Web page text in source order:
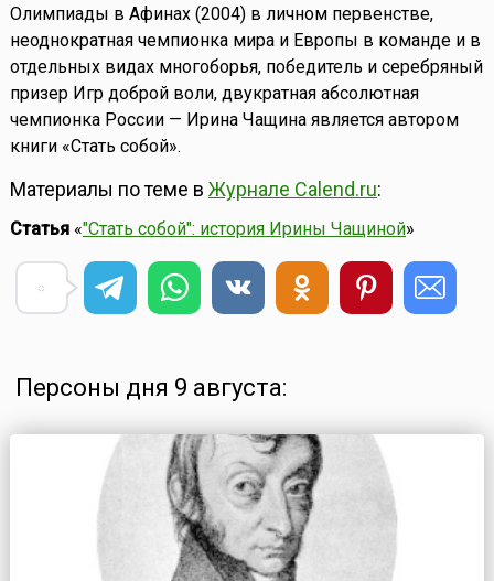
Олимпиады в Афинах (2004) в личном первенстве,
неоднократная чемпионка мира и Европы в команде и в
отдельных видах многоборья, победитель и серебряный
призер Игр доброй воли, двукратная абсолютная
чемпионка России — Ирина Чащина является автором
книги «Стать собой».
Материалы по теме в Журнале Calend.ru:
Статья«"Стать собой": история Ирины Чащиной»
Персоны дня 9 августа: